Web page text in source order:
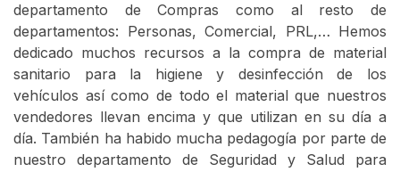
departamento de Compras como al resto de
departamentos: Personas, Comercial, PRL,… Hemos
dedicado muchos recursos a la compra de material
sanitario para la higiene y desinfección de los
vehículos así como de todo el material que nuestros
vendedores llevan encima y que utilizan en su día a
día. También ha habido mucha pedagogía por parte de
nuestro departamento de Seguridad y Salud para